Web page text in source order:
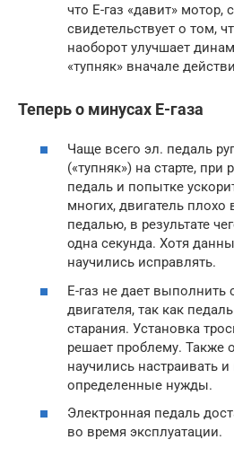
что Е-газ «давит» мотор,
свидетельствует о том,
наоборот улучшает
«тупняк» вначале
Теперь о минусах Е-газа
Чаще всего эл. педаль
(«тупняк») на старте,
педаль и попытке
многих, двигатель плохо
педалью, в результате
одна секунда. Хотя
научились исправлять.
Е-газ не дает выполнить
двигателя, так как
старания. Установка
решает проблему. Также
научились настраивать
определенные нужды.
Электронная педаль
во время эксплуатации.